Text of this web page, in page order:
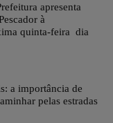
apresenta
à
quinta-feira dia
a importância de
pelas estradas